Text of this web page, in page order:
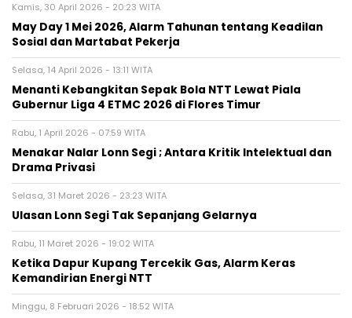
Kamis, 30 April 2026 - 20:23 WITA
May Day 1 Mei 2026, Alarm Tahunan tentang Keadilan
Sosial dan Martabat Pekerja
Selasa, 14 April 2026 - 13:11 WITA
Menanti Kebangkitan Sepak Bola NTT Lewat Piala
Gubernur Liga 4 ETMC 2026 di Flores Timur
Rabu, 1 April 2026 - 07:59 WITA
Menakar Nalar Lonn Segi ; Antara Kritik Intelektual dan
Drama Privasi
Selasa, 31 Maret 2026 - 23:23 WITA
Ulasan Lonn Segi Tak Sepanjang Gelarnya
Rabu, 11 Maret 2026 - 19:02 WITA
Ketika Dapur Kupang Tercekik Gas, Alarm Keras
Kemandirian Energi NTT
Minggu, 8 Februari 2026 - 18:52 WITA